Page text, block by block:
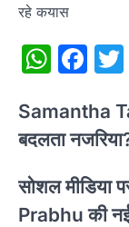
रहे कयास
Samantha
बदलता
सोशल मीडिया
Prabhu की